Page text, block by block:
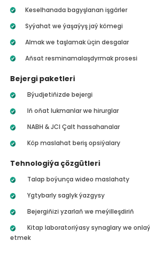
Keselhanada bagyşlanan işgärler
Syýahat we ýaşaýyş jaý kömegi
Almak we taşlamak üçin desgalar
Aňsat resminamalaşdyrmak prosesi
Bejergi paketleri
Býudjetiňizde bejergi
Iň oňat lukmanlar we hirurglar
NABH & JCI Çalt hassahanalar
Köp maslahat beriş opsiýalary
Tehnologiýa çözgütleri
Talap boýunça wideo maslahaty
Ygtybarly saglyk ýazgysy
Bejergiňizi yzarlaň we meýilleşdiriň
Kitap laboratoriýasy synaglary we
etmek